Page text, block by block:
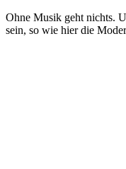
Ohne Musik geht nichts.
sein, so wie hier die